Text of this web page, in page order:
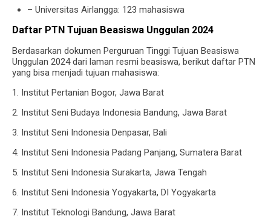
– Universitas Airlangga: 123 mahasiswa
Daftar PTN Tujuan Beasiswa Unggulan 2024
Berdasarkan dokumen Perguruan Tinggi Tujuan Beasiswa
Unggulan 2024 dari laman resmi beasiswa, berikut daftar PTN
yang bisa menjadi tujuan mahasiswa:
1. Institut Pertanian Bogor, Jawa Barat
2. Institut Seni Budaya Indonesia Bandung, Jawa Barat
3. Institut Seni Indonesia Denpasar, Bali
4. Institut Seni Indonesia Padang Panjang, Sumatera Barat
5. Institut Seni Indonesia Surakarta, Jawa Tengah
6. Institut Seni Indonesia Yogyakarta, DI Yogyakarta
7. Institut Teknologi Bandung, Jawa Barat